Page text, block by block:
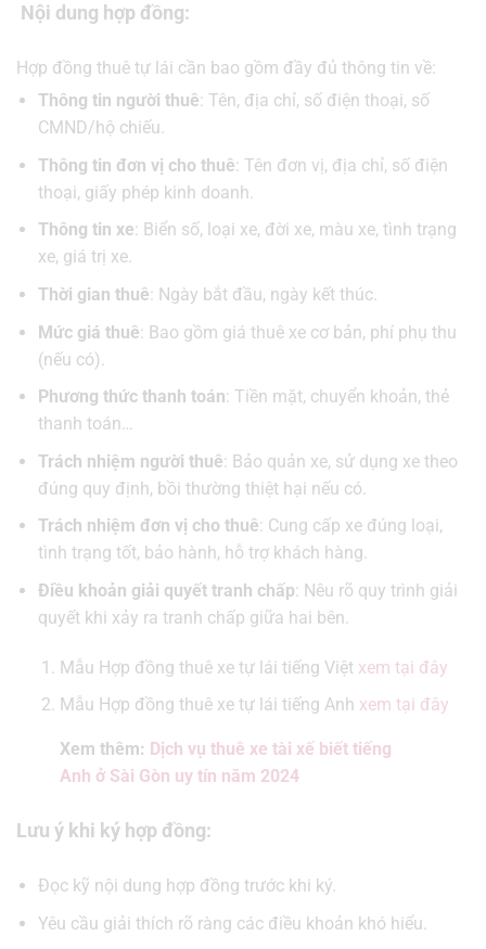
Nội dung hợp đồng:
Hợp đồng thuê tự lái cần bao gồm đầy đủ thông tin về:
Thông tin người thuê: Tên, địa chỉ, số điện thoại, số
CMND/hộ chiếu.
Thông tin đơn vị cho thuê: Tên đơn vị, địa chỉ, số điện
thoại, giấy phép kinh doanh.
Thông tin xe: Biển số, loại xe, đời xe, màu xe, tình trạng
xe, giá trị xe.
Thời gian thuê: Ngày bắt đầu, ngày kết thúc.
Mức giá thuê: Bao gồm giá thuê xe cơ bản, phí phụ thu
(nếu có).
Phương thức thanh toán: Tiền mặt, chuyển khoản, thẻ
thanh toán…
Trách nhiệm người thuê: Bảo quản xe, sử dụng xe theo
đúng quy định, bồi thường thiệt hại nếu có.
Trách nhiệm đơn vị cho thuê: Cung cấp xe đúng loại,
tình trạng tốt, bảo hành, hỗ trợ khách hàng.
Điều khoản giải quyết tranh chấp: Nêu rõ quy trình giải
quyết khi xảy ra tranh chấp giữa hai bên.
Mẫu Hợp đồng thuê xe tự lái tiếng Việt xem tại đây
Mẫu Hợp đồng thuê xe tự lái tiếng Anh xem tại đây
Xem thêm: Dịch vụ thuê xe tài xế biết tiếng
Anh ở Sài Gòn uy tín năm 2024
Lưu ý khi ký hợp đồng:
Đọc kỹ nội dung hợp đồng trước khi ký.
Yêu cầu giải thích rõ ràng các điều khoản khó hiểu.